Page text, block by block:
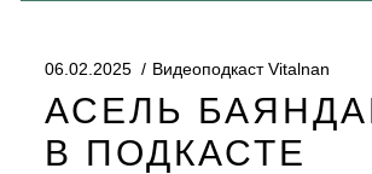
06.02.2025 Видеоподкаст Vitalnan
АСЕЛЬ
В ПОДКАСТЕ